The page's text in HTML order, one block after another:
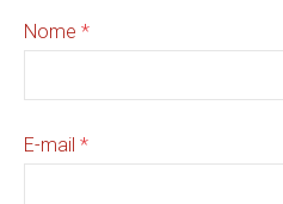
Nome *
E-mail *